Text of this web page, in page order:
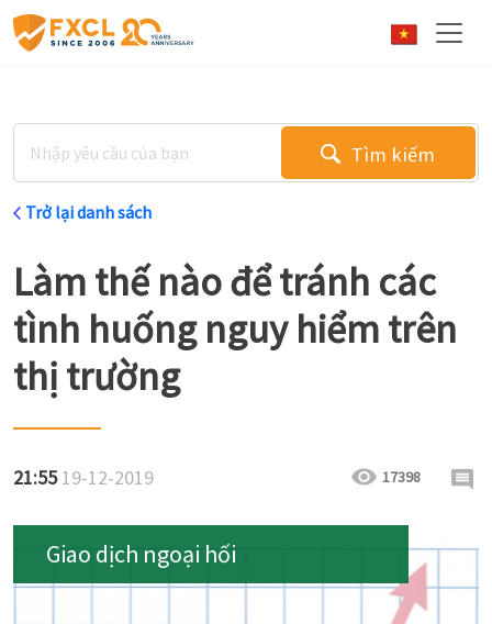
Tìm kiếm
Trở lại danh sách
Làm thế nào để tránh các
tình huống nguy hiểm trên
thị trường
21:5519-12-2019 17398
Giao dịch ngoại hối